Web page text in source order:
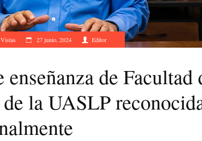
Vistas 27 junio, 2024 Editor
enseñanza de Facultad
la UASLP